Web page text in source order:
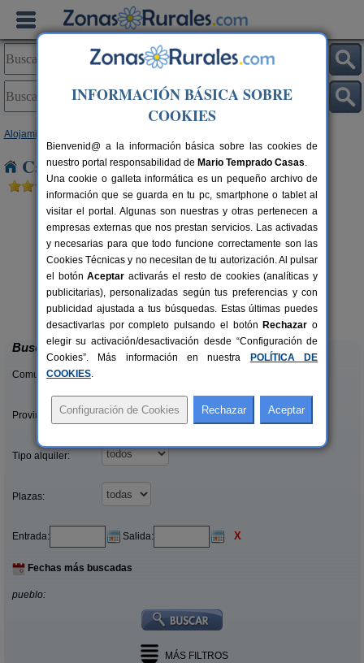
Alojamientos
Casas Rurales cerca de Los Huertos
10-20+3 pers.
desde55 €
Caserío Las Cañadas
Muñopedro (Segovia)
Buscar
Comunidades:
Provincias/Islas:
Tipo alquiler:
Plazas:
Entrada: Salida: X
Fechas más buscadas
pueblo:
MÁS FILTROS
INFORMACIÓN BÁSICA SOBRE
COOKIES
Bienvenid@ a la información básica sobre las cookies de
nuestro portal responsabilidad de Mario Temprado Casas.
Una cookie o galleta informática es un pequeño archivo de
información que se guarda en tu pc, smartphone o tablet al
visitar el portal. Algunas son nuestras y otras pertenecen a
empresas externas que nos prestan servicios. Las activadas
y necesarias para que todo funcione correctamente son las
Cookies Técnicas y no necesitan de tu autorización. Al pulsar
el botónAceptar activarás el resto de cookies (analíticas y
publicitarias), personalizadas según tus preferencias y con
publicidad ajustada a tus búsquedas. Estas últimas puedes
desactivarlas por completo pulsando el botón Rechazar o
elegir su activación/desactivación desde “Configuración de
Cookies”. Más información en nuestra
POLÍTICA DE
COOKIES.